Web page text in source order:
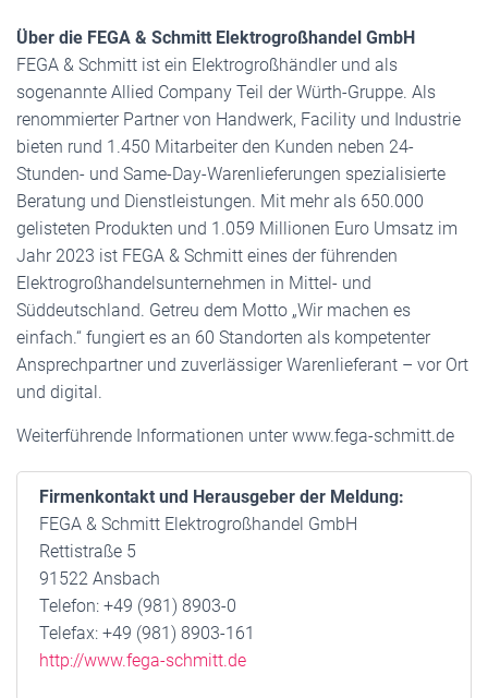
Über die FEGA & Schmitt Elektrogroßhandel GmbH
FEGA & Schmitt ist ein Elektrogroßhändler und als
sogenannte Allied Company Teil der Würth-Gruppe. Als
renommierter Partner von Handwerk, Facility und Industrie
bieten rund 1.450 Mitarbeiter den Kunden neben 24-
Stunden- und Same-Day-Warenlieferungen spezialisierte
Beratung und Dienstleistungen. Mit mehr als 650.000
gelisteten Produkten und 1.059 Millionen Euro Umsatz im
Jahr 2023 ist FEGA & Schmitt eines der führenden
Elektrogroßhandelsunternehmen in Mittel- und
Süddeutschland. Getreu dem Motto „Wir machen es
einfach.“ fungiert es an 60 Standorten als kompetenter
Ansprechpartner und zuverlässiger Warenlieferant – vor Ort
und digital.
Weiterführende Informationen unter www.fega-schmitt.de
Firmenkontakt und Herausgeber der Meldung:
FEGA & Schmitt Elektrogroßhandel GmbH
Rettistraße 5
91522 Ansbach
Telefon: +49 (981) 8903-0
Telefax: +49 (981) 8903-161
http://www.fega-schmitt.de